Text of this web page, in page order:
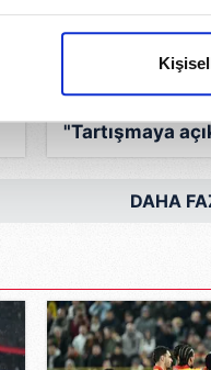
gelen çabayı
izin vermedikleri
için İnternet
sitemizin daha
amaçlarıyla
yer alan panel
Metnimiziziyaret
Kanunu uyarınca
Fatih
"Tartışmaya
DAHA